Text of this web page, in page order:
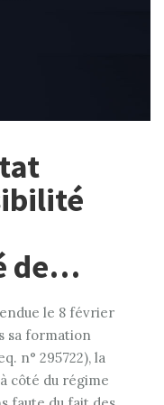
de…
le 8 février
sa formation
n° 295722), la
côté du régime